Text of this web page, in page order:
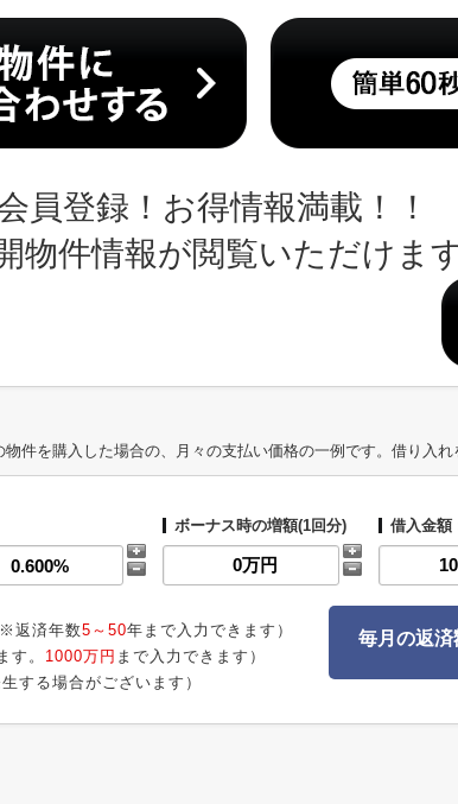
員登録！お得情報満載！！
物件情報が閲覧いただけま
物件を購入した場合の、月々の支払い価格の一例です。借り入れ
ボーナス時の増額(1回分) 借入金額
※返済年数5～50年まで入力できます）
す。 1000万円 まで入力できます）
する場合がございます）
毎月の返済